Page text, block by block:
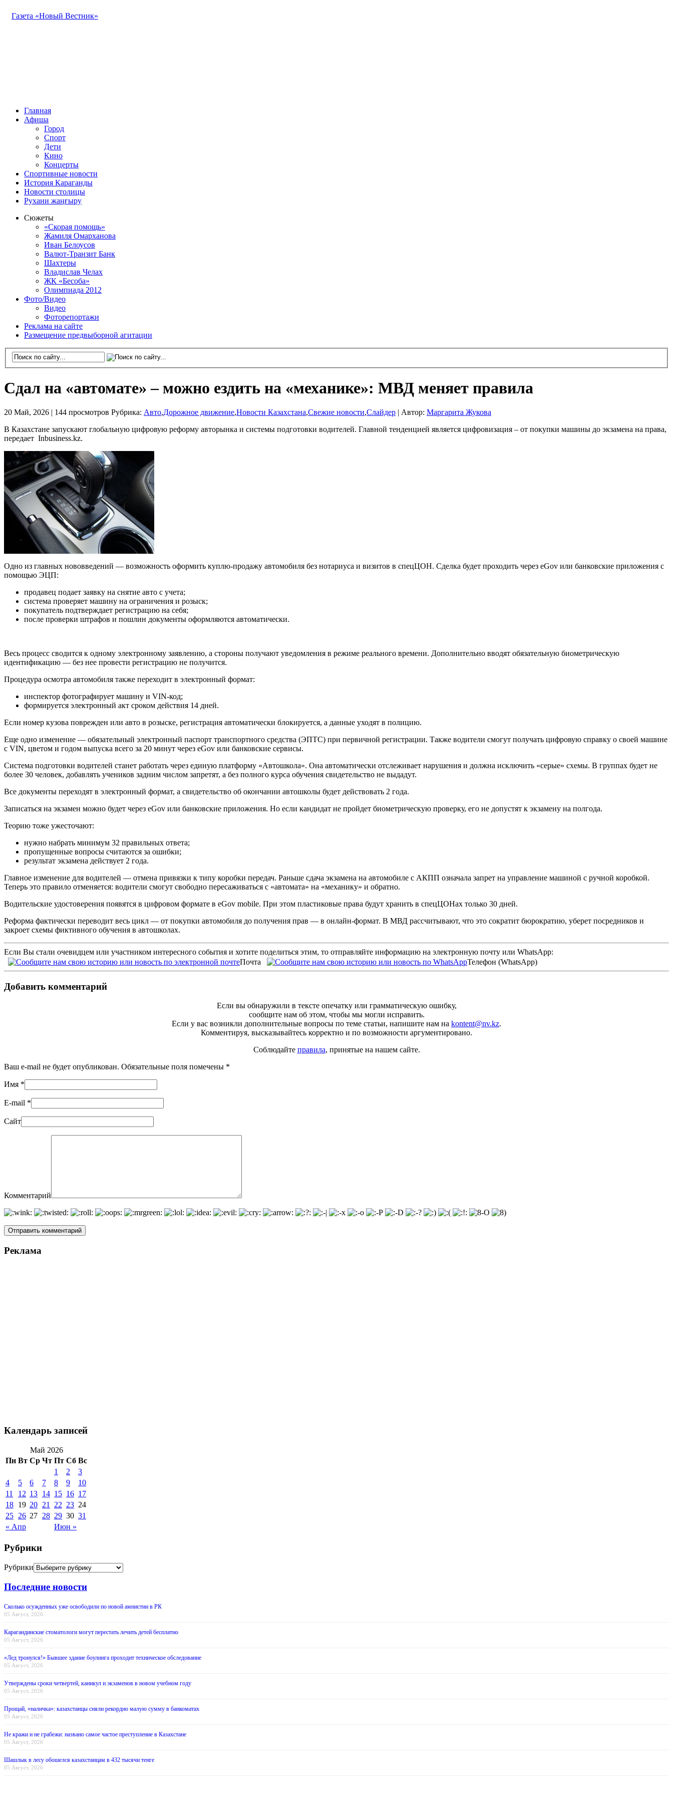
Газета «Новый Вестник»
Главная
Афиша
Город
Спорт
Дети
Кино
Концерты
Спортивные новости
История Караганды
Новости столицы
Рухани жаңғыру
Сюжеты
«Скорая помощь»
Жамиля Омарханова
Иван Белоусов
Валют-Транзит Банк
Шахтеры
Владислав Челах
ЖК «Бесоба»
Олимпиада 2012
Фото/Видео
Видео
Фоторепортажи
Реклама на сайте
Размещение предвыборной агитации
Сдал на «автомате» – можно ездить на «механике»: МВД меняет правила
20 Май, 2026 | 144 просмотров Рубрика: Авто,Дорожное движение,Новости Казахстана,Свежие новости,Слайдер Автор: Маргарита Жукова
В Казахстане запускают глобальную цифровую реформу авторынка и системы подготовки водителей. Главной тенденцией является цифровизация – от покупки машины до экзамена на права,
передает Inbusiness.kz.
Одно из главных нововведений — возможность оформить куплю-продажу автомобиля без нотариуса и визитов в спецЦОН. Сделка будет проходить через eGov или банковские приложения с
помощью ЭЦП:
продавец подает заявку на снятие авто с учета;
система проверяет машину на ограничения и розыск;
покупатель подтверждает регистрацию на себя;
после проверки штрафов и пошлин документы оформляются автоматически.
Весь процесс сводится к одному электронному заявлению, а стороны получают уведомления в режиме реального времени. Дополнительно вводят обязательную биометрическую
идентификацию — без нее провести регистрацию не получится.
Процедура осмотра автомобиля также переходит в электронный формат:
инспектор фотографирует машину и VIN-код;
формируется электронный акт сроком действия 14 дней.
Если номер кузова поврежден или авто в розыске, регистрация автоматически блокируется, а данные уходят в полицию.
Еще одно изменение — обязательный электронный паспорт транспортного средства (ЭПТС) при первичной регистрации. Также водители смогут получать цифровую справку о своей машине
с VIN, цветом и годом выпуска всего за 20 минут через eGov или банковские сервисы.
Система подготовки водителей станет работать через единую платформу «Автошкола». Она автоматически отслеживает нарушения и должна исключить «серые» схемы. В группах будет не
более 30 человек, добавлять учеников задним числом запретят, а без полного курса обучения свидетельство не выдадут.
Все документы переходят в электронный формат, а свидетельство об окончании автошколы будет действовать 2 года.
Записаться на экзамен можно будет через eGov или банковские приложения. Но если кандидат не пройдет биометрическую проверку, его не допустят к экзамену на полгода.
Теорию тоже ужесточают:
нужно набрать минимум 32 правильных ответа;
пропущенные вопросы считаются за ошибки;
результат экзамена действует 2 года.
Главное изменение для водителей — отмена привязки к типу коробки передач. Раньше сдача экзамена на автомобиле с АКПП означала запрет на управление машиной с ручной коробкой.
Теперь это правило отменяется: водители смогут свободно пересаживаться с «автомата» на «механику» и обратно.
Водительские удостоверения появятся в цифровом формате в eGov mobile. При этом пластиковые права будут хранить в спецЦОНах только 30 дней.
Реформа фактически переводит весь цикл — от покупки автомобиля до получения прав — в онлайн-формат. В МВД рассчитывают, что это сократит бюрократию, уберет посредников и
закроет схемы фиктивного обучения в автошколах.
Если Вы стали очевидцем или участником интересного события и хотите поделиться этим, то отправляйте информацию на электронную почту или WhatsApp:
Почта
Телефон (WhatsApp)
Добавить комментарий
Если вы обнаружили в тексте опечатку или грамматическую ошибку,
сообщите нам об этом, чтобы мы могли исправить.
Если у вас возникли дополнительные вопросы по теме статьи, напишите нам на kontent@nv.kz.
Комментируя, высказывайтесь корректно и по возможности аргументировано.
Соблюдайте правила, принятые на нашем сайте.
Ваш e-mail не будет опубликован. Обязательные поля помечены *
Имя *
E-mail *
Сайт
Комментарий
Реклама
Календарь записей
Май 2026
Пн Вт Ср Чт Пт Сб Вс
« Апр Июн »
1 2
3
4
5 6 7 8 9
10
11
12 13 14 15 16 17
18 19 20 21 22 23 24
25 26 27 28 29 30 31
Рубрики
Рубрики
Последние новости
Сколько осужденных уже освободили по новой амнистии в РК
05 Август, 2026
Карагандинские стоматологи могут перестать лечить детей бесплатно
05 Август, 2026
«Лед тронулся!» Бывшее здание боулинга проходит техническое обследование
05 Август, 2026
Утверждены сроки четвертей, каникул и экзаменов в новом учебном году
05 Август, 2026
Прощай, «наличка»: казахстанцы сняли рекордно малую сумму в банкоматах
05 Август, 2026
Не кражи и не грабежи: названо самое частое преступление в Казахстане
05 Август, 2026
Шашлык в лесу обошелся казахстанцам в 432 тысячи тенге
05 Август, 2026